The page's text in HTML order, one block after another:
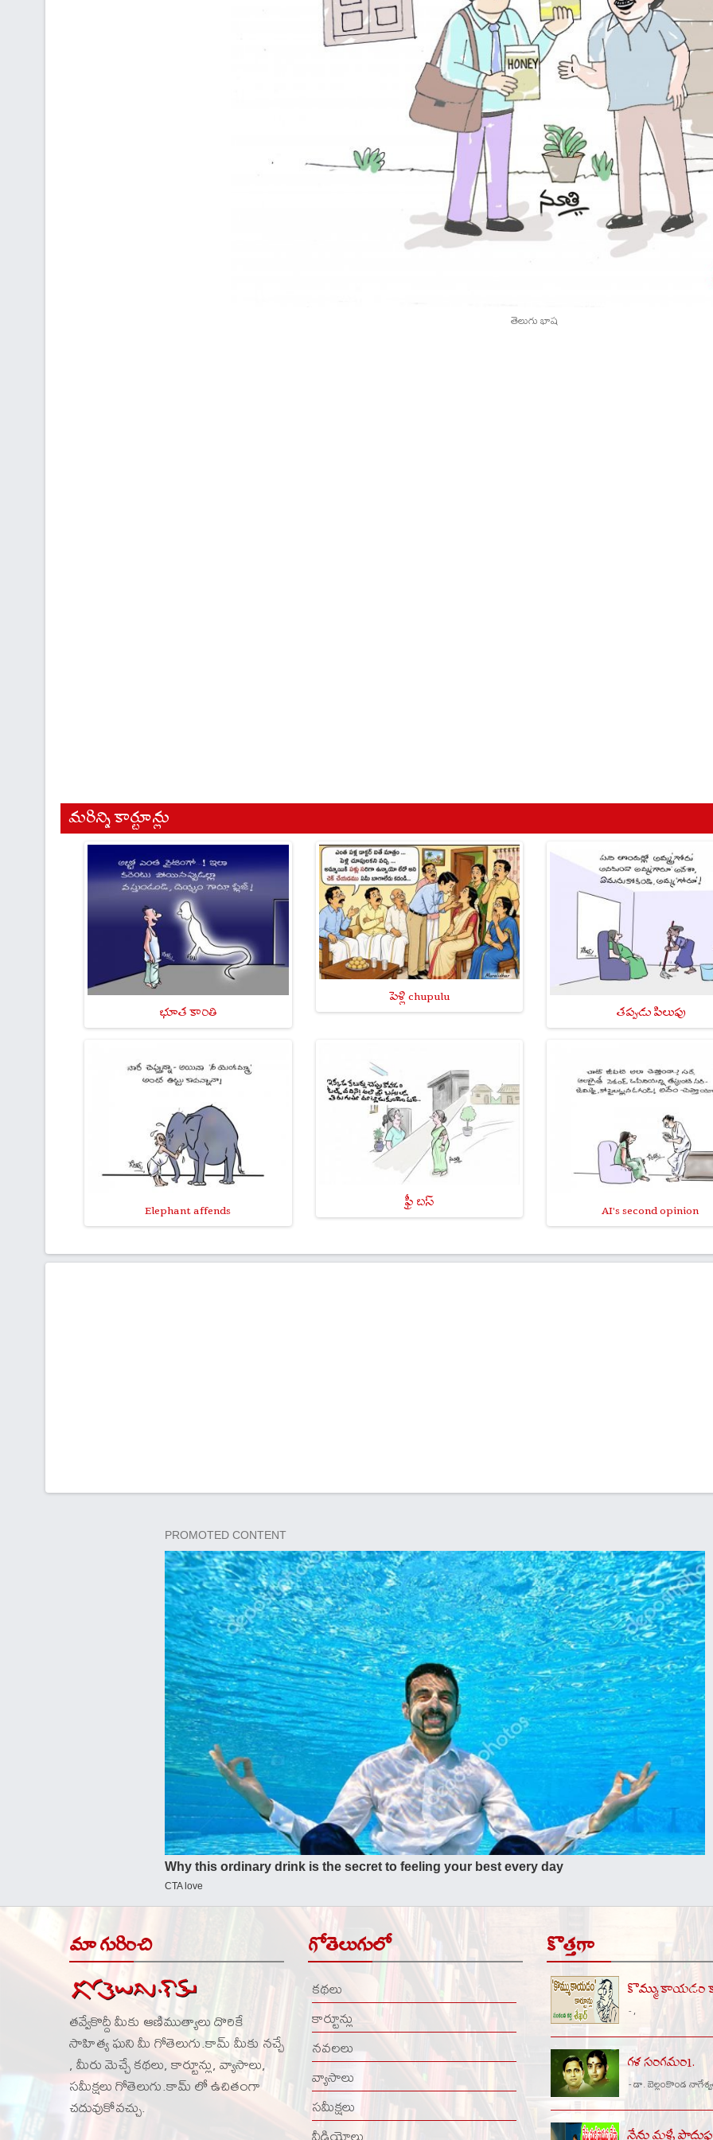
తెలుగు భాష
మరిన్ని కార్టూన్లు
భూత కాంతి
పెళ్లి chupulu
తప్పుడు పిలుపు
Elephant affends ఫ్రీ బస్ AI's second opinion
మా గురించి
తవ్వేకొద్దీ మీకు ఆణిముత్యాలు దొరికే
సాహిత్య ఘని మీ గోతెలుగు.కామ్ మీకు నచ్చే
, మీరు మెచ్చే కథలు, కార్టూన్లు, వ్యాసాలు,
సమీక్షలు గోతెలుగు.కామ్ లో ఉచితంగా
చదువుకోవచ్చు.
గోతెలుగులో
కథలు
కార్టూన్లు
నవలలు
వ్యాసాలు
సమీక్షలు
కొత్తగా
కొమ్ముకాయడం
- ,
గళ సంగమం1.
- డా. బెల్లంకొండ